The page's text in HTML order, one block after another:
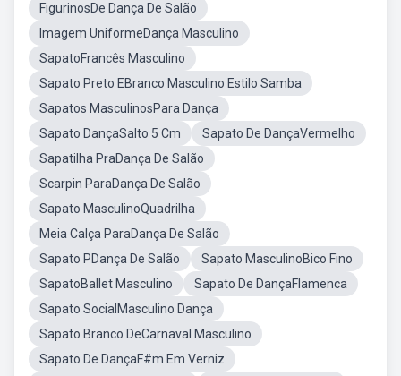
FigurinosDe Dança De Salão
Imagem UniformeDança Masculino
SapatoFrancês Masculino
Sapato Preto EBranco Masculino Estilo Samba
Sapatos MasculinosPara Dança
Sapato DançaSalto 5 Cm
Sapato De DançaVermelho
Sapatilha PraDança De Salão
Scarpin ParaDança De Salão
Sapato MasculinoQuadrilha
Meia Calça ParaDança De Salão
Sapato PDança De Salão
Sapato MasculinoBico Fino
SapatoBallet Masculino
Sapato De DançaFlamenca
Sapato SocialMasculino Dança
Sapato Branco DeCarnaval Masculino
Sapato De DançaF#m Em Verniz